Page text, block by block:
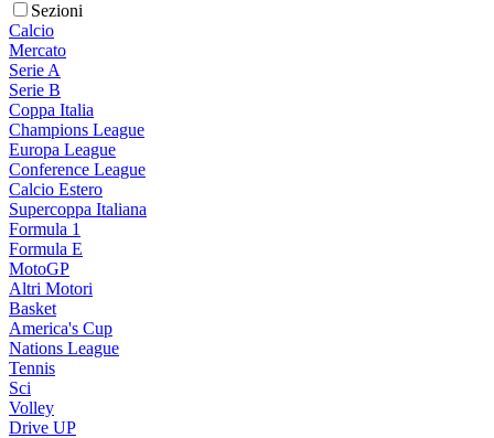
Sezioni
Calcio
Mercato
Serie A
Serie B
Coppa Italia
Champions League
Europa League
Conference League
Calcio Estero
Supercoppa Italiana
Formula 1
Formula E
MotoGP
Altri Motori
Basket
America's Cup
Nations League
Tennis
Sci
Volley
Drive UP